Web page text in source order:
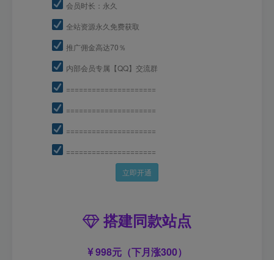
会员时长：永久
全站资源永久免费获取
推广佣金高达70％
内部会员专属【QQ】交流群
=====================
=====================
=====================
=====================
立即开通
搭建同款站点
998元（下月涨300）